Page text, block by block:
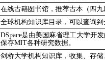
在线古籍图书馆，推荐古本（四九
全球机构知识库目录，可以查询到
DSpace是由美国麻省理工大学开
保存MIT各种研究数据。
剑桥大学机构知识库，收集、存储